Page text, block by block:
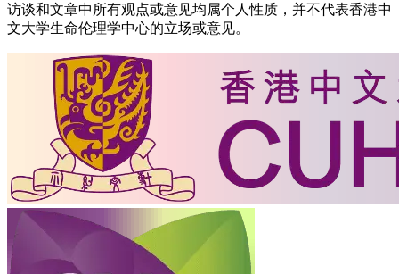
访谈和文章中所有观点或意见均属个人性质，并不代表香港中
文大学生命伦理学中心的立场或意见。